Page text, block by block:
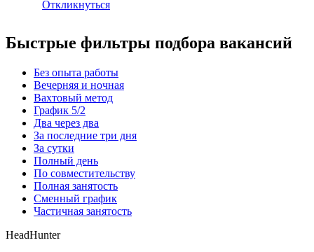
Откликнуться
Быстрые фильтры подбора вакансий
Без опыта работы
Вечерняя и ночная
Вахтовый метод
График 5/2
Два через два
За последние три дня
За сутки
Полный день
По совместительству
Полная занятость
Сменный график
Частичная занятость
HeadHunter